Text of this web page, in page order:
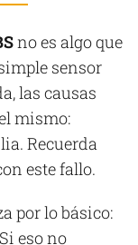
no es algo que
sensor
las causas
mismo:
Recuerda
este fallo.
por lo básico:
eso no